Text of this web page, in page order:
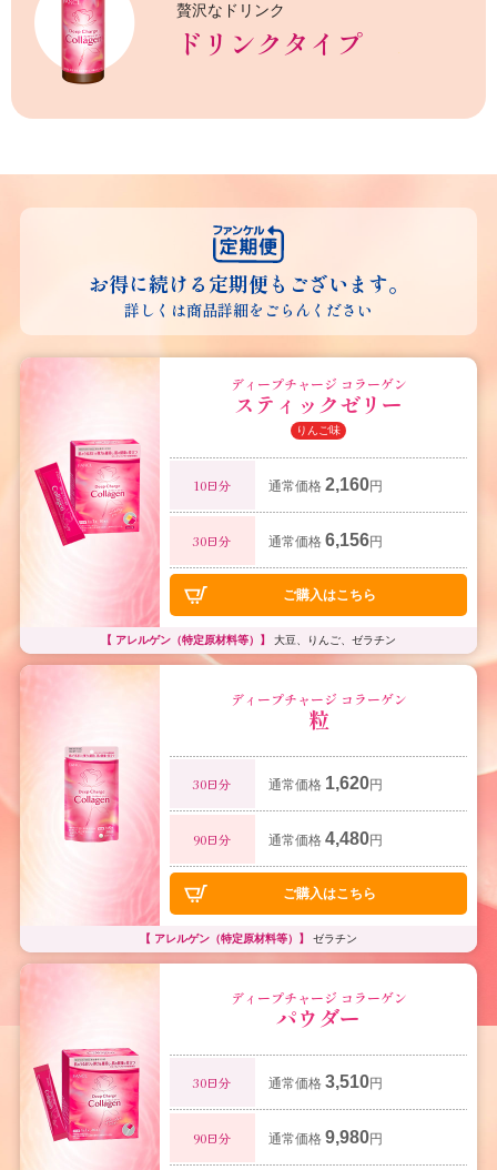
贅沢なドリンク
ドリンクタイプ
お得に続ける定期便もございます。
詳しくは商品詳細をごらんください
ディープチャージ コラーゲン
スティックゼリー
りんご味
10日分 通常価格 2,160円
30日分 通常価格 6,156円
ご購入はこちら
【 アレルゲン（特定原材料等）】 大豆、りんご、ゼラチン
ディープチャージ コラーゲン
粒
30日分 通常価格 1,620円
90日分 通常価格 4,480円
ご購入はこちら
【 アレルゲン（特定原材料等）】 ゼラチン
ディープチャージ コラーゲン
パウダー
30日分 通常価格 3,510円
90日分 通常価格 9,980円